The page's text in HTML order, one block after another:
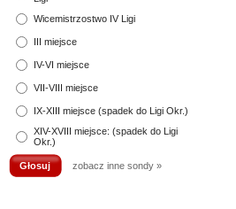
Wicemistrzostwo IV Ligi
III miejsce
IV-VI miejsce
VII-VIII miejsce
IX-XIII miejsce (spadek do Ligi Okr.)
XIV-XVIII miejsce: (spadek do Ligi
Okr.)
zobacz inne sondy »